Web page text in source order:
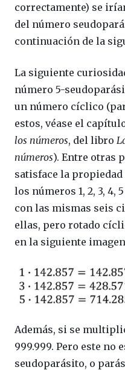
correctamente) se
del número
continuación de la
La siguiente
número 5-
un número cíclico
estos, véase el
los números, del libro
números). Entre otras
satisface la
los números 1, 2, 3, 4,
con las mismas seis
ellas, pero rotado
en la siguiente
Además, si se
999.999. Pero este no
seudoparásito, o